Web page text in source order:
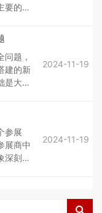
要的一
这样
至展
的时
面跨度
个部件
全。
很多
题，
建的新
是大量
可以
材料
上的
2024-11-19
参展
展商中
深刻？
2024-11-19